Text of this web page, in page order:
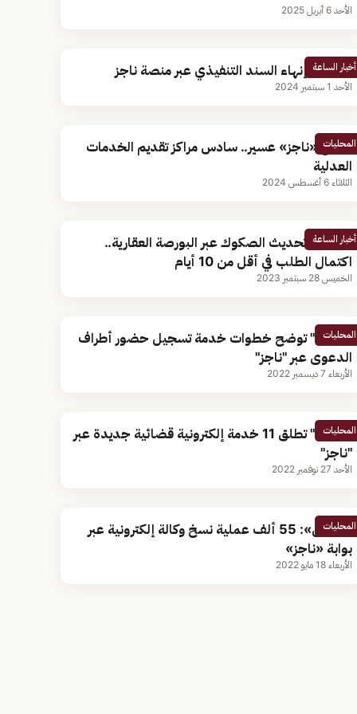
الأحد 6 أبريل 2025
أخبار الساعة
خطوات إنهاء السند التنفيذي عبر منصة ناجز
الأحد 1 سبتمبر 2024
المحليات
افتتاح «ناجز» عسير.. سادس مراكز تقديم الخدمات
العدلية
الثلاثاء 6 أغسطس 2024
أخبار الساعة
خطوات تحديث الصكوك عبر البورصة العقارية..
اكتمال الطلب في أقل من 10 أيام
الخميس 28 سبتمبر 2023
المحليات
"العدل" توضح خطوات خدمة تسجيل حضور أطراف
الدعوى عبر "ناجز"
الأربعاء 7 ديسمبر 2022
المحليات
"العدل" تطلق 11 خدمة إلكترونية قضائية جديدة عبر
"ناجز"
الأحد 27 نوفمبر 2022
المحليات
«العدل»: 55 ألف عملية نسخ وكالة إلكترونية عبر
بوابة «ناجز»
الأربعاء 18 مايو 2022